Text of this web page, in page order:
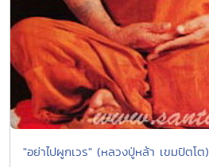
"อย่าไปผูกเวร" (หลวงปู่หล้า เขมปัตโต)